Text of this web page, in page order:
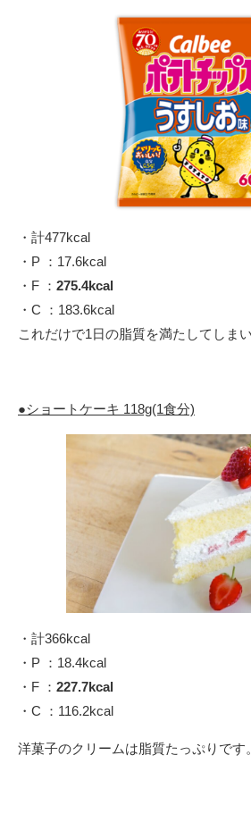
・計477kcal
・P ：17.6kcal
・F ： 275.4kcal
・C ：183.6kcal
これだけで1日の脂質を満たしてしま
●ショートケーキ 118g(1食分)
・計366kcal
・P ：18.4kcal
・F ： 227.7kcal
・C ：116.2kcal
洋菓子のクリームは脂質たっぷりです